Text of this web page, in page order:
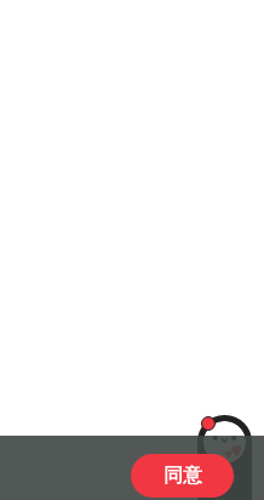
LiLi
同意